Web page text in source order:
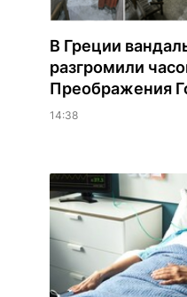
В Греции
разгромили
Преображения
14:38